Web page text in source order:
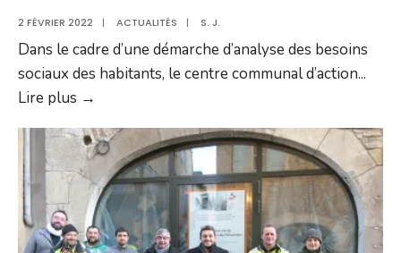
2 FÉVRIER 2022 | ACTUALITÉS | S. J.
Dans le cadre d’une démarche d’analyse des besoins
sociaux des habitants, le centre communal d’action...
Lire plus →
sur
marché
pour
recueillir